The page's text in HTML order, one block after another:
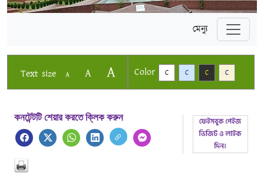
মেন্যু
Text size A A A Color C C C C
কনটেন্টটি শেয়ার করতে ক্লিক করুন